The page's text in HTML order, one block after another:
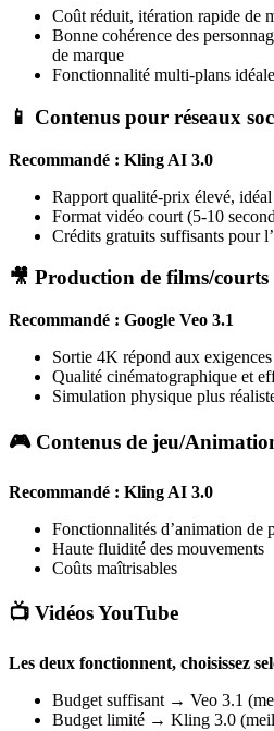
Coût réduit, itération rapide de
Bonne cohérence des
de marque
Fonctionnalité multi-plans
📱 Contenus pour réseaux
Recommandé : Kling AI 3.0
Rapport qualité-prix élevé,
Format vidéo court (5-10
Crédits gratuits suffisants pour
🎥 Production de films/courts
Recommandé : Google Veo 3.1
Sortie 4K répond aux
Qualité cinématographique et
Simulation physique plus
🎮 Contenus de jeu/
Recommandé : Kling AI 3.0
Fonctionnalités d’animation de
Haute fluidité des mouvements
Coûts maîtrisables
📺 Vidéos YouTube
Les deux fonctionnent, choisissez
Budget suffisant → Veo 3.1
Budget limité → Kling 3.0